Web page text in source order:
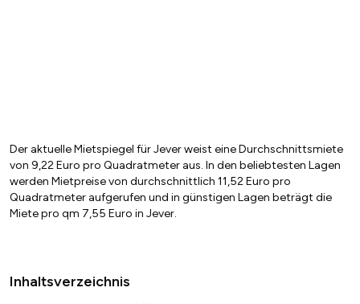
Der aktuelle Mietspiegel für Jever weist eine Durchschnittsmiete
von 9,22 Euro pro Quadratmeter aus. In den beliebtesten Lagen
werden Mietpreise von durchschnittlich 11,52 Euro pro
Quadratmeter aufgerufen und in günstigen Lagen beträgt die
Miete pro qm 7,55 Euro in Jever.
Inhaltsverzeichnis